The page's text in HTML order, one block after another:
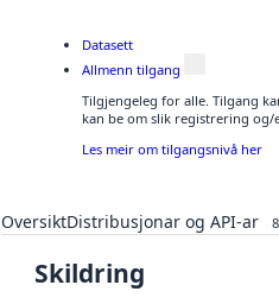
Datasett
Allmenn tilgang
Tilgjengeleg for alle. Tilgang
kan be om slik registrering og/
Les meir om tilgangsnivå her
OversiktDistribusjonar og API-ar 8
Skildring